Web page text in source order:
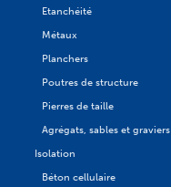
Etanchéité
Métaux
Planchers
Poutres de structure
Pierres de taille
Agrégats, sables et graviers
Isolation
Béton cellulaire